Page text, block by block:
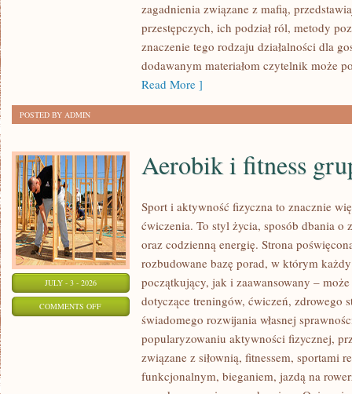
zagadnienia związane z mafią,
przestępczych, ich podział ról, metody
znaczenie tego rodzaju działalności dla
dodawanym materiałom czytelnik może
Read More ]
POSTED BY ADMIN
JULY - 3 - 2026
COMMENTS OFFON
Aerobik i fitness
Sport i aktywność fizyczna to znacznie
ćwiczenia. To styl życia, sposób dbania o
oraz codzienną energię. Strona
rozbudowane bazę porad, w którym
początkujący, jak i zaawansowany –
dotyczące treningów, ćwiczeń, zdrowego
świadomego rozwijania własnej
popularyzowaniu aktywności fizycznej,
związane z siłownią, fitnessem, sportami
funkcjonalnym, bieganiem, jazdą na